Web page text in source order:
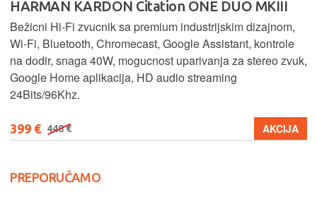
HARMAN KARDON Citation ONE DUO MKIII
Bežicni Hi-Fi zvucnik sa premium industrijskim dizajnom,
Wi-Fi, Bluetooth, Chromecast, Google Assistant, kontrole
na dodir, snaga 40W, mogucnost uparivanja za stereo zvuk,
Google Home aplikacija, HD audio streaming
24Bits/96Khz.
399 € 448 € AKCIJA
PREPORUČAMO